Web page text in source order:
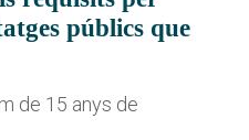
públics que
de 15 anys de